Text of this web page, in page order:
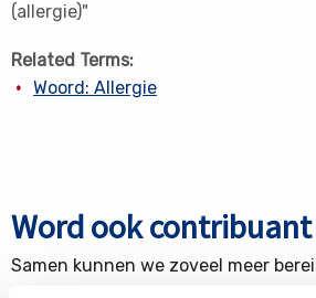
(allergie)"
Related Terms:
Woord: Allergie
Word ook contribuant
Samen kunnen we zoveel meer